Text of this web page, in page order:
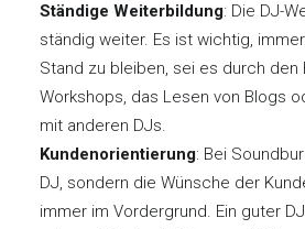
Ständige Weiterbildung: Die DJ-
ständig weiter. Es ist wichtig,
Stand zu bleiben, sei es durch den
Workshops, das Lesen von Blogs
mit anderen DJs.
Kundenorientierung: Bei
DJ, sondern die Wünsche der
immer im Vordergrund. Ein guter